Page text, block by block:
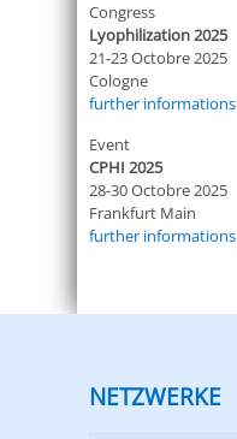
Congress
Lyophilization 2025
21-23 Octobre 2025
Cologne
further informations
Event
CPHI 2025
28-30 Octobre 2025
Frankfurt Main
further informations
NETZWERKE